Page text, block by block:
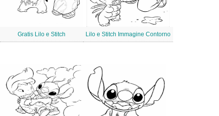
Gratis Lilo e Stitch Lilo e Stitch Immagine Contorno